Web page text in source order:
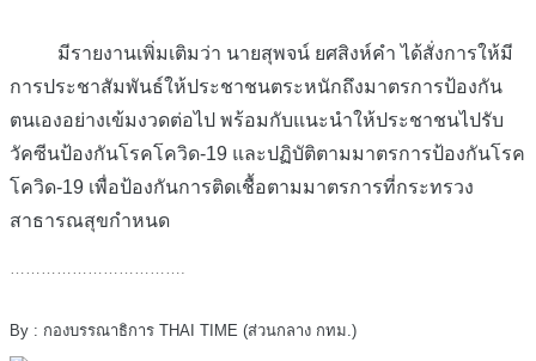
มีรายงานเพิ่มเติมว่า นายสุพจน์ ยศสิงห์คำ ได้สั่งการให้มี
การประชาสัมพันธ์ให้ประชาชนตระหนักถึงมาตรการป้องกัน
ตนเองอย่างเข้มงวดต่อไป พร้อมกับแนะนำให้ประชาชนไปรับ
วัคซีนป้องกันโรคโควิด-19 และปฏิบัติตามมาตรการป้องกันโรค
โควิด-19 เพื่อป้องกันการติดเชื้อตามมาตรการที่กระทรวง
สาธารณสุขกำหนด
…………………………….
By : กองบรรณาธิการ THAI TIME (ส่วนกลาง กทม.)